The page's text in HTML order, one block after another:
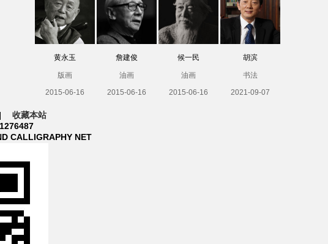
黄永玉
版画
2015-06-16
詹建俊
油画
2015-06-16
候一民
油画
2015-06-16
胡滨
书法
2021-09-07
收藏本站
CALLIGRAPHY NET